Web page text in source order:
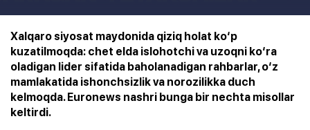
Xalqaro siyosat maydonida qiziq holat ko‘p
kuzatilmoqda: chet elda islohotchi va uzoqni ko‘ra
oladigan lider sifatida baholanadigan rahbarlar, o‘z
mamlakatida ishonchsizlik va norozilikka duch
kelmoqda. Euronews nashri bunga bir nechta misollar
keltirdi.